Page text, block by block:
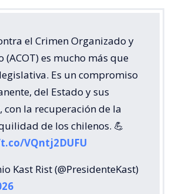
el Crimen Organizado y
(ACOT) es mucho más que
Es un compromiso
del Estado y sus
con la recuperación de la
de los chilenos. 💪
VQntj2DUFU
Kast Rist (@PresidenteKast)